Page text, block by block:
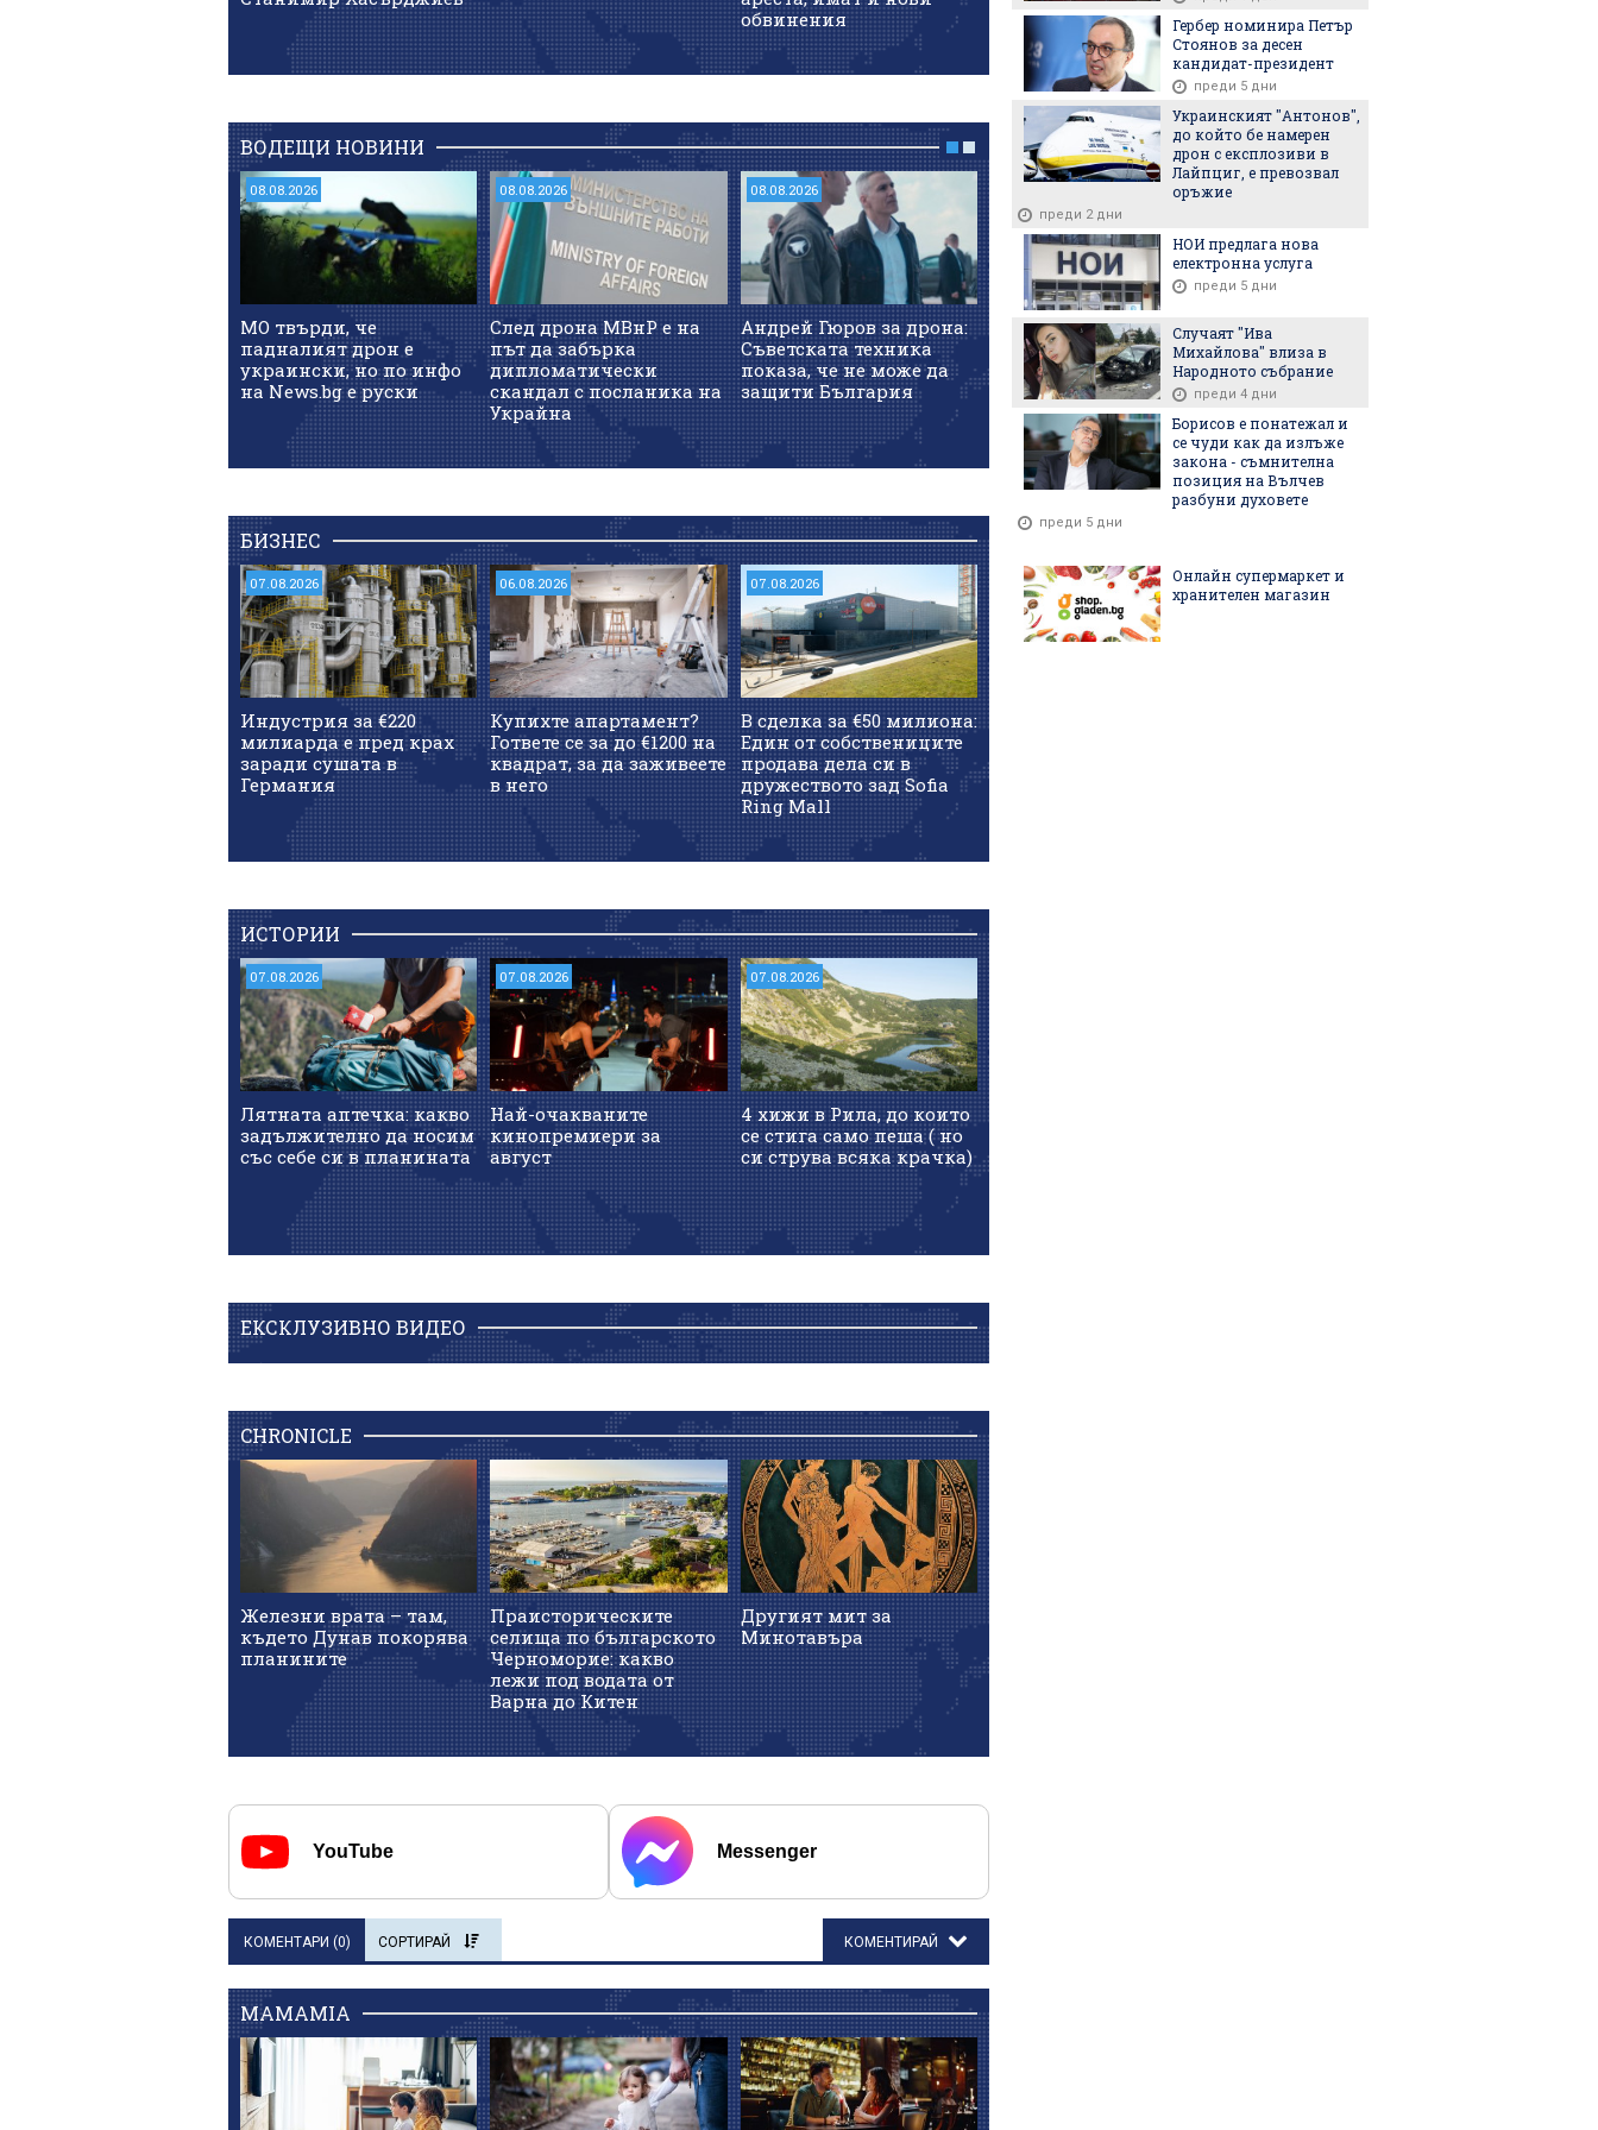
обвинения
ВОДЕЩИ НОВИНИ
08.08.2026
МО твърди, че
падналият дрон е
украински, но по инфо
на News.bg e руски
08.08.2026
След дрона МВнР е на
път да забърка
дипломатически
скандал с посланика на
Украйна
08.08.2026
Андрей Гюров за дрона:
Съветската техника
показа, че не може да
защити България
Първо заключение от
мястото на взрива на
дрона
Нейнски: Къде е
"сляпата зона" и защо
дронът не е бил засечен
навреме?
БИЗНЕС
07.08.2026
Индустрия за €220
милиарда е пред крах
заради сушата в
Германия
06.08.2026
Купихте апартамент?
Гответе се за до €1200 на
квадрат, за да заживеете
в него
07.08.2026
В сделка за €50 милиона:
Един от собствениците
продава дела си в
дружеството зад Sofia
Ring Mall
ИСТОРИИ
07.08.2026
Лятната аптечка: какво
задължително да носим
със себе си в планината
07.08.2026
Най-очакваните
кинопремиери за
август
07.08.2026
4 хижи в Рила, до които
се стига само пеша ( но
си струва всяка крачка)
ЕКСКЛУЗИВНО ВИДЕО
CHRONICLE
Железни врата – там,
където Дунав покорява
планините
Праисторическите
селища по българското
Черноморие: какво
лежи под водата от
Варна до Китен
Другият мит за
Минотавъра
YouTube Messenger
КОМЕНТАРИ (0) СОРТИРАЙ КОМЕНТИРАЙ
MAMAMIA
Гербер номинира Петър
Стоянов за десен
кандидат-президент
преди 5 дни
Украинският "Антонов",
до който бе намерен
дрон с експлозиви в
Лайпциг, е превозвал
оръжие
преди 2 дни
НОИ предлага нова
електронна услуга
преди 5 дни
Случаят "Ива
Михайлова" влиза в
Народното събрание
преди 4 дни
Борисов е понатежал и
се чуди как да излъже
закона - съмнителна
позиция на Вълчев
разбуни духовете
преди 5 дни
Онлайн супермаркет и
хранителен магазин